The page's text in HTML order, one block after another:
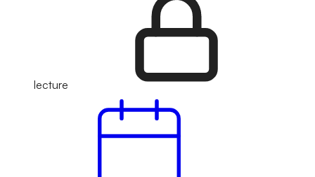
lecture